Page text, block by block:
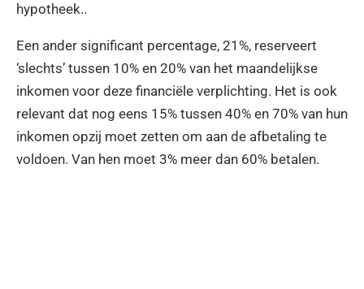
hypotheek..
Een ander significant percentage, 21%, reserveert
‘slechts’ tussen 10% en 20% van het maandelijkse
inkomen voor deze financiële verplichting. Het is ook
relevant dat nog eens 15% tussen 40% en 70% van hun
inkomen opzij moet zetten om aan de afbetaling te
voldoen. Van hen moet 3% meer dan 60% betalen.